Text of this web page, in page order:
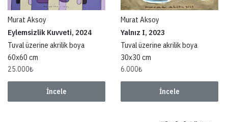
Murat Aksoy
Eylemsizlik Kuvveti, 2024
Tuval üzerine akrilik boya
60x60 cm
25.000₺
İncele
Murat Aksoy
Yalnız I, 2023
Tuval üzerine akrilik boya
30x30 cm
6.000₺
İncele